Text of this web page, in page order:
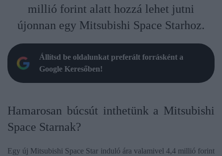
millió forint alatt hozzá lehet jutni
újonnan egy Mitsubishi Space Starhoz.
Állítsd be oldalunkat preferált forrásként a
Google Keresőben!
Hamarosan búcsút inthetünk a Mitsubishi
Space Starnak?
Egy új Mitsubishi Space Star induló ára valamivel 4,4 millió forint